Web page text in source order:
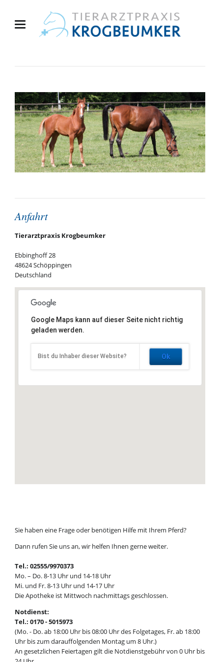
Anfahrt
Tierarztpraxis Krogbeumker
Ebbinghoff 28
48624 Schöppingen
Deutschland
Google Maps kann auf dieser Seite nicht richtig
geladen werden.
Bist du Inhaber dieser Website? Ok
Sie haben eine Frage oder benötigen Hilfe mit Ihrem Pferd?
Dann rufen Sie uns an, wir helfen Ihnen gerne weiter.
Tel.: 02555/9970373
Mo. – Do. 8-13 Uhr und 14-18 Uhr
Mi. und Fr. 8-13 Uhr und 14-17 Uhr
Die Apotheke ist Mittwoch nachmittags geschlossen.
Notdienst:
Tel.: 0170 - 5015973
(Mo. - Do. ab 18:00 Uhr bis 08:00 Uhr des Folgetages, Fr. ab 18:00
Uhr bis zum darauffolgenden Montag um 8 Uhr.)
An gesetzlichen Feiertagen gilt die Notdienstgebühr von 0 Uhr bis